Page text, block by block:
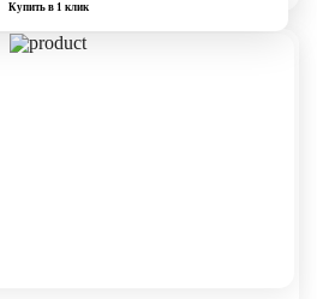
Купить в 1 клик